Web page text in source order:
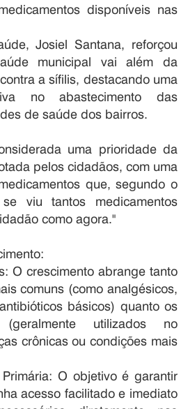
disponíveis nas
Josiel Santana, reforçou
municipal vai além da
a sífilis, destacando uma
no abastecimento das
de saúde dos bairros.
uma prioridade da
pelos cidadãos, com uma
que, segundo o
viu tantos medicamentos
como agora."
O crescimento abrange tanto
comuns (como analgésicos,
básicos) quanto os
utilizados no
crônicas ou condições mais
O objetivo é garantir
acesso facilitado e imediato